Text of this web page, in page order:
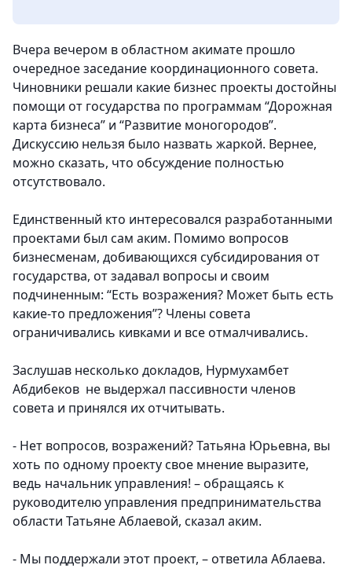
Вчера вечером в областном акимате прошло
очередное заседание координационного совета.
Чиновники решали какие бизнес проекты достойны
помощи от государства по программам “Дорожная
карта бизнеса” и “Развитие моногородов”.
Дискуссию нельзя было назвать жаркой. Вернее,
можно сказать, что обсуждение полностью
отсутствовало.
Единственный кто интересовался разработанными
проектами был сам аким. Помимо вопросов
бизнесменам, добивающихся субсидирования от
государства, от задавал вопросы и своим
подчиненным: “Есть возражения? Может быть есть
какие-то предложения”? Члены совета
ограничивались кивками и все отмалчивались.
Заслушав несколько докладов, Нурмухамбет
Абдибеков не выдержал пассивности членов
совета и принялся их отчитывать.
- Нет вопросов, возражений? Татьяна Юрьевна, вы
хоть по одному проекту свое мнение выразите,
ведь начальник управления! – обращаясь к
руководителю управления предпринимательства
области Татьяне Аблаевой, сказал аким.
- Мы поддержали этот проект, – ответила Аблаева.